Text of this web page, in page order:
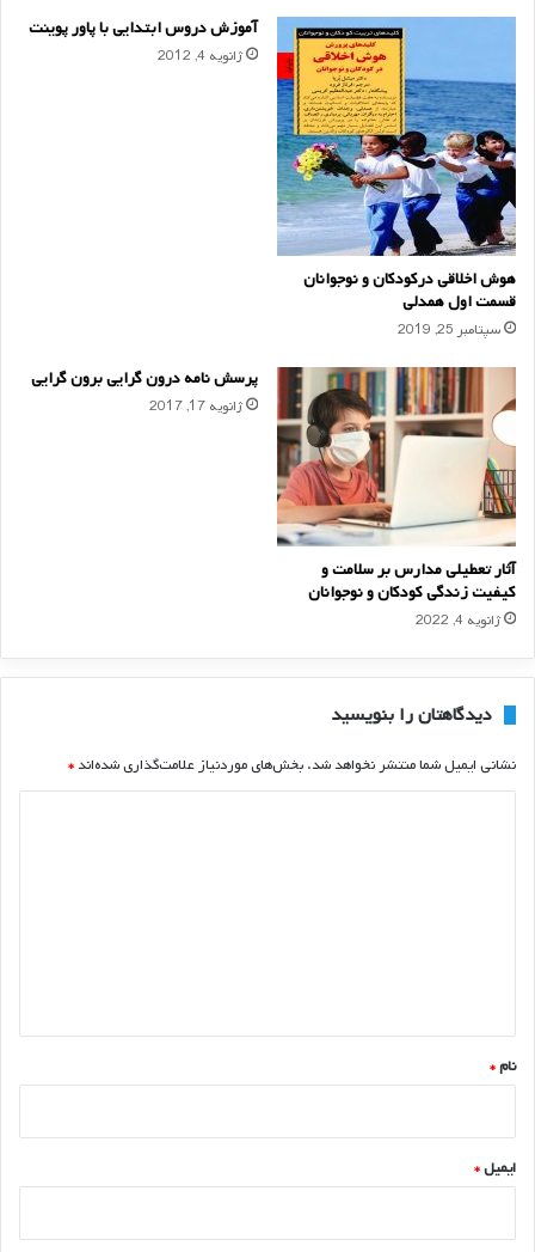
هوش اخلاقی در‌کودکان و نوجوانان
قسمت اول همدلی
سپتامبر 25, 2019
آموزش دروس ابتدایی با پاور پوینت
ژانویه 4, 2012
آثار تعطيلي مدارس بر سلامت و
کيفيت زندگي کودکان و نوجوانان
ژانویه 4, 2022
پرسش نامه درون گرایی برون گرایی
ژانویه 17, 2017
دیدگاهتان را بنویسید
نشانی ایمیل شما منتشر نخواهد شد. بخش‌های موردنیاز علامت‌گذاری شده‌اند *
نام*
ایمیل*